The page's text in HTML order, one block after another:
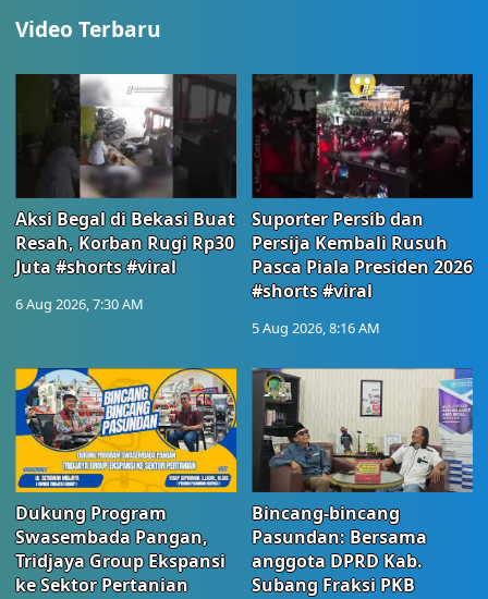
Video Terbaru
Aksi Begal di Bekasi Buat
Resah, Korban Rugi Rp30
Juta #shorts #viral
6 Aug 2026, 7:30 AM
Suporter Persib dan
Persija Kembali Rusuh
Pasca Piala Presiden 2026
#shorts #viral
5 Aug 2026, 8:16 AM
Dukung Program
Swasembada Pangan,
Tridjaya Group Ekspansi
ke Sektor Pertanian
Bincang-bincang
Pasundan: Bersama
anggota DPRD Kab.
Subang Fraksi PKB